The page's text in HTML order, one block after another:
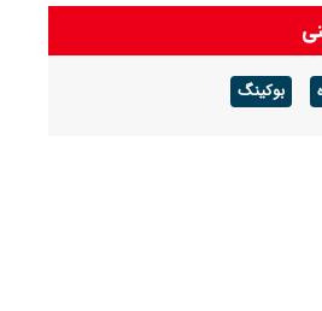
قیمت دلار مبادله ای امروز شنبه ۱۷ مرداد ۱۴۰ / دلار
+ جدول
بوکینگ